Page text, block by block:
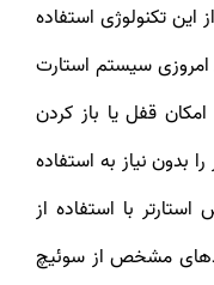
این تکنولوژی استفاده
امروزی سیستم استارت
قفل یا باز کردن
بدون نیاز به استفاده
با استفاده از
کد‌های مشخص از سوئیچ